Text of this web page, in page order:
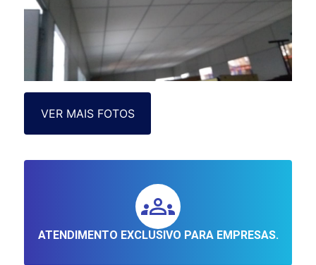
VER MAIS FOTOS
ATENDIMENTO EXCLUSIVO PARA EMPRESAS.